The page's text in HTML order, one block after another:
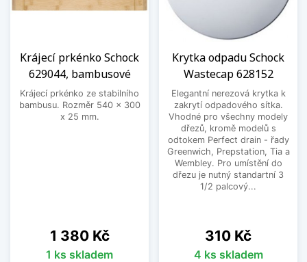
Krájecí prkénko Schock
629044, bambusové
Krájecí prkénko ze stabilního
bambusu. Rozměr 540 x 300
x 25 mm.
Cena
1 380 Kč
1 ks skladem
Krytka odpadu Schock
Wastecap 628152
Elegantní nerezová krytka k
zakrytí odpadového sítka.
Vhodné pro všechny modely
dřezů, kromě modelů s
odtokem Perfect drain - řady
Greenwich, Prepstation, Tia a
Wembley. Pro umístění do
dřezu je nutný standartní 3
1/2 palcový...
Cena
310 Kč
4 ks skladem